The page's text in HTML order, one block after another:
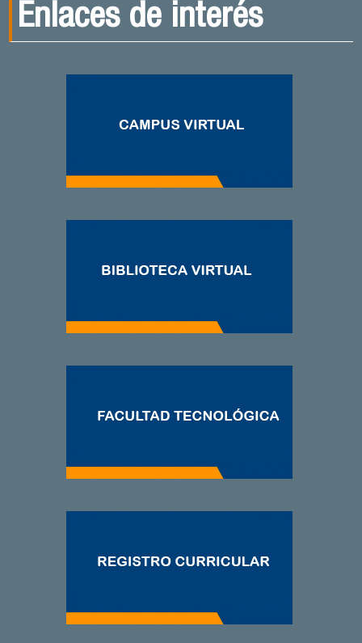
Enlaces de interés